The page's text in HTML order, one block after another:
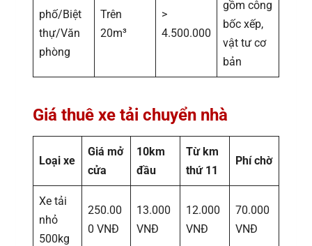
phố/Biệt
thự/Văn
phòng
Trên
20m³
>
4.500.000
gồm công
bốc xếp,
vật tư cơ
bản
Giá thuê xe tải chuyển nhà
Loại xe
Giá mở
cửa
10km
đầu
Từ km
thứ 11
Phí chờ
Xe tải
nhỏ
500kg
250.00
0 VNĐ
13.000
VNĐ
12.000
VNĐ
70.000
VNĐ